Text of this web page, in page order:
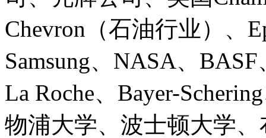
Chevron（石油行业）、
Samsung、NASA、
La Roche、Bayer-
物浦大学、波士顿大学